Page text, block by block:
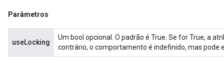
Parâmetros
useLocking
Um bool opcional. O padrão é True. Se for True, a
contrário, o comportamento é indefinido, mas pode